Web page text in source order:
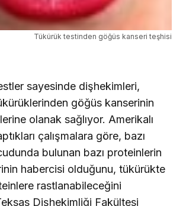
Tükürük testinden göğüs kanseri teşhisi
sayesinde dişhekimleri,
göğüs kanserinin
olanak sağlıyor. Amerikalı
çalışmalara göre, bazı
bulunan bazı proteinlerin
habercisi olduğunu, tükürükte
rastlanabileceğini
Dişhekimliği Fakültesi